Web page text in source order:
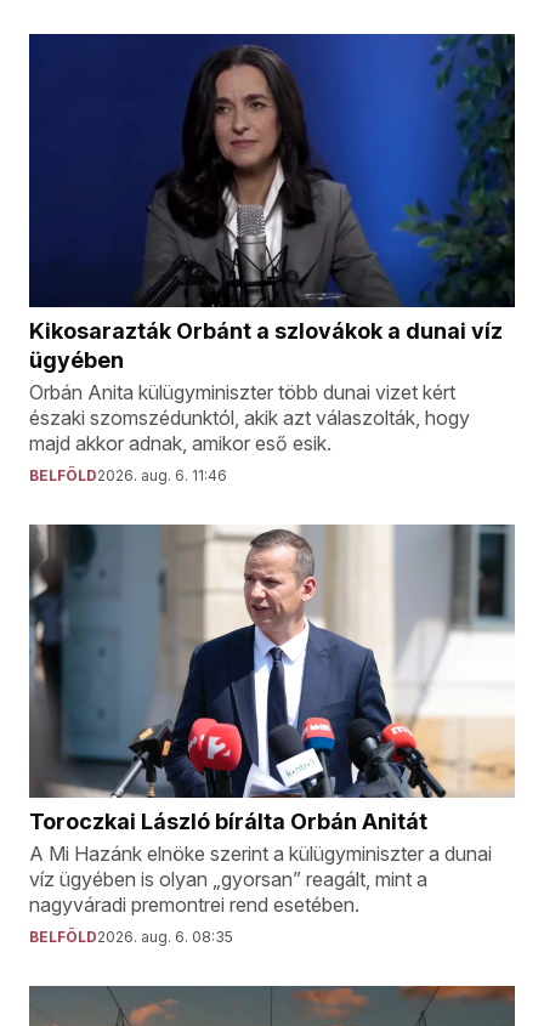
Kikosarazták Orbánt a szlovákok a dunai víz
ügyében
Orbán Anita külügyminiszter több dunai vizet kért
északi szomszédunktól, akik azt válaszolták, hogy
majd akkor adnak, amikor eső esik.
BELFÖLD2026. aug. 6. 11:46
Toroczkai László bírálta Orbán Anitát
A Mi Hazánk elnöke szerint a külügyminiszter a dunai
víz ügyében is olyan „gyorsan” reagált, mint a
nagyváradi premontrei rend esetében.
BELFÖLD2026. aug. 6. 08:35